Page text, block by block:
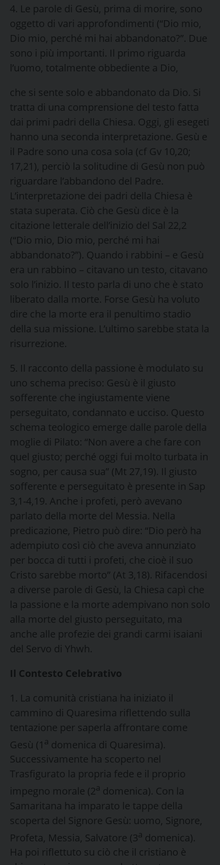
4. Le parole di Gesù, prima di morire, sono
oggetto di vari approfondimenti (“Dio mio,
Dio mio, perché mi hai abbandonato?”. Due
sono i più importanti. Il primo riguarda
l’uomo, totalmente obbediente a Dio,
che si sente solo e abbandonato da Dio. Si
tratta di una comprensione del testo fatta
dai primi padri della Chiesa. Oggi, gli esegeti
hanno una seconda interpretazione. Gesù e
il Padre sono una cosa sola (cf Gv 10,20;
17,21), perciò la solitudine di Gesù non può
riguardare l’abbandono del Padre.
L’interpretazione dei padri della Chiesa è
stata superata. Ciò che Gesù dice è la
citazione letterale dell’inizio del Sal 22,2
(“Dio mio, Dio mio, perché mi hai
abbandonato?”). Quando i rabbini – e Gesù
era un rabbino – citavano un testo, citavano
solo l’inizio. Il testo parla di uno che è stato
liberato dalla morte. Forse Gesù ha voluto
dire che la morte era il penultimo stadio
della sua missione. L’ultimo sarebbe stata la
risurrezione.
5. Il racconto della passione è modulato su
uno schema preciso: Gesù è il giusto
sofferente che ingiustamente viene
perseguitato, condannato e ucciso. Questo
schema teologico emerge dalle parole della
moglie di Pilato: “Non avere a che fare con
quel giusto; perché oggi fui molto turbata in
sogno, per causa sua” (Mt 27,19). Il giusto
sofferente e perseguitato è presente in Sap
3,1-4,19. Anche i profeti, però avevano
parlato della morte del Messia. Nella
predicazione, Pietro può dire: “Dio però ha
adempiuto così ciò che aveva annunziato
per bocca di tutti i profeti, che cioè il suo
Cristo sarebbe morto” (At 3,18). Rifacendosi
a diverse parole di Gesù, la Chiesa capì che
la passione e la morte adempivano non solo
alla morte del giusto perseguitato, ma
anche alle profezie dei grandi carmi isaiani
del Servo di Yhwh.
Il Contesto Celebrativo
1. La comunità cristiana ha iniziato il
cammino di Quaresima riflettendo sulla
tentazione per saperla affrontare come
Gesù (1 a domenica di Quaresima).
Successivamente ha scoperto nel
Trasfigurato la propria fede e il proprio
impegno morale (2a domenica). Con la
Samaritana ha imparato le tappe della
scoperta del Signore Gesù: uomo, Signore,
Profeta, Messia, Salvatore (3a domenica).
Ha poi riflettuto su ciò che il cristiano è